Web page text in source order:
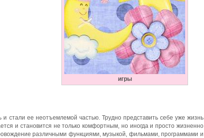
игры
ее неотъемлемой частью. Трудно представить себе уже жизнь
и становится не только комфортным, но иногда и просто жизненно
различными функциями, музыкой, фильмами, программами и